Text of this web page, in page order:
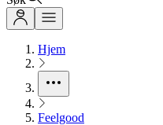
Hjem
Feelgood